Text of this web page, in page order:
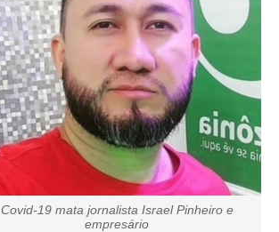
Covid-19 mata jornalista Israel Pinheiro e
empresário